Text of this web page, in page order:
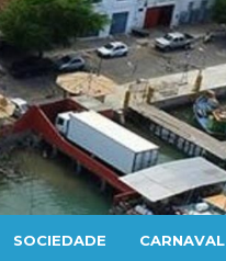
SOCIEDADE CARNAVAL